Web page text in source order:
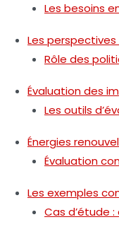
Les besoins
Les perspectives
Rôle des
Évaluation des
Les outils
Énergies
Évaluation
Les exemples
Cas d’étude